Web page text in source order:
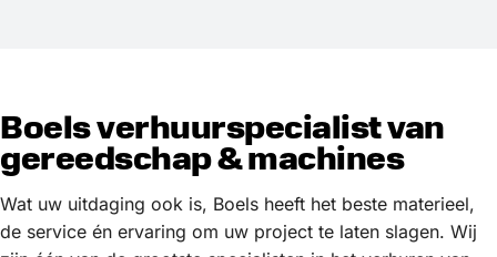
Boels verhuurspecialist van
gereedschap & machines
Wat uw uitdaging ook is, Boels heeft het beste materieel,
de service én ervaring om uw project te laten slagen. Wij